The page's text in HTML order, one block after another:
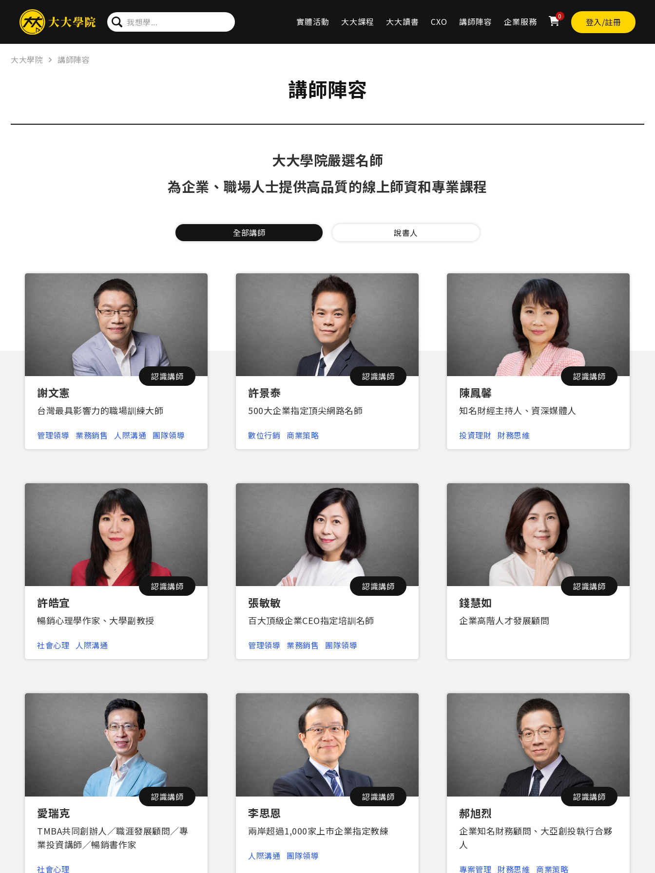
實體活動 大大課程 大大讀書 CXO 講師陣容 企業服務 0 登入/註冊
大大學院 講師陣容
講師陣容
大大學院嚴選名師
為企業、職場人士提供高品質的線上師資和專業課程
全部講師 說書人
認識講師
謝文憲
台灣最具影響力的職場訓練大師
管理領導 業務銷售 人際溝通 團隊領導
認識講師
許景泰
500大企業指定頂尖網路名師
數位行銷 商業策略
認識講師
陳鳳馨
知名財經主持人、資深媒體人
投資理財 財務思維
認識講師
許皓宜
暢銷心理學作家、大學副教授
社會心理 人際溝通
認識講師
張敏敏
百大頂級企業CEO指定培訓名師
管理領導 業務銷售 團隊領導
認識講師
錢慧如
企業高階人才發展顧問
認識講師
愛瑞克
TMBA共同創辦人∕職涯發展顧問∕專
業投資講師∕暢銷書作家
社會心理
認識講師
李思恩
兩岸超過1,000家上市企業指定教練
人際溝通 團隊領導
認識講師
郝旭烈
企業知名財務顧問、大亞創投執行合夥
人
專案管理 財務思維 商業策略